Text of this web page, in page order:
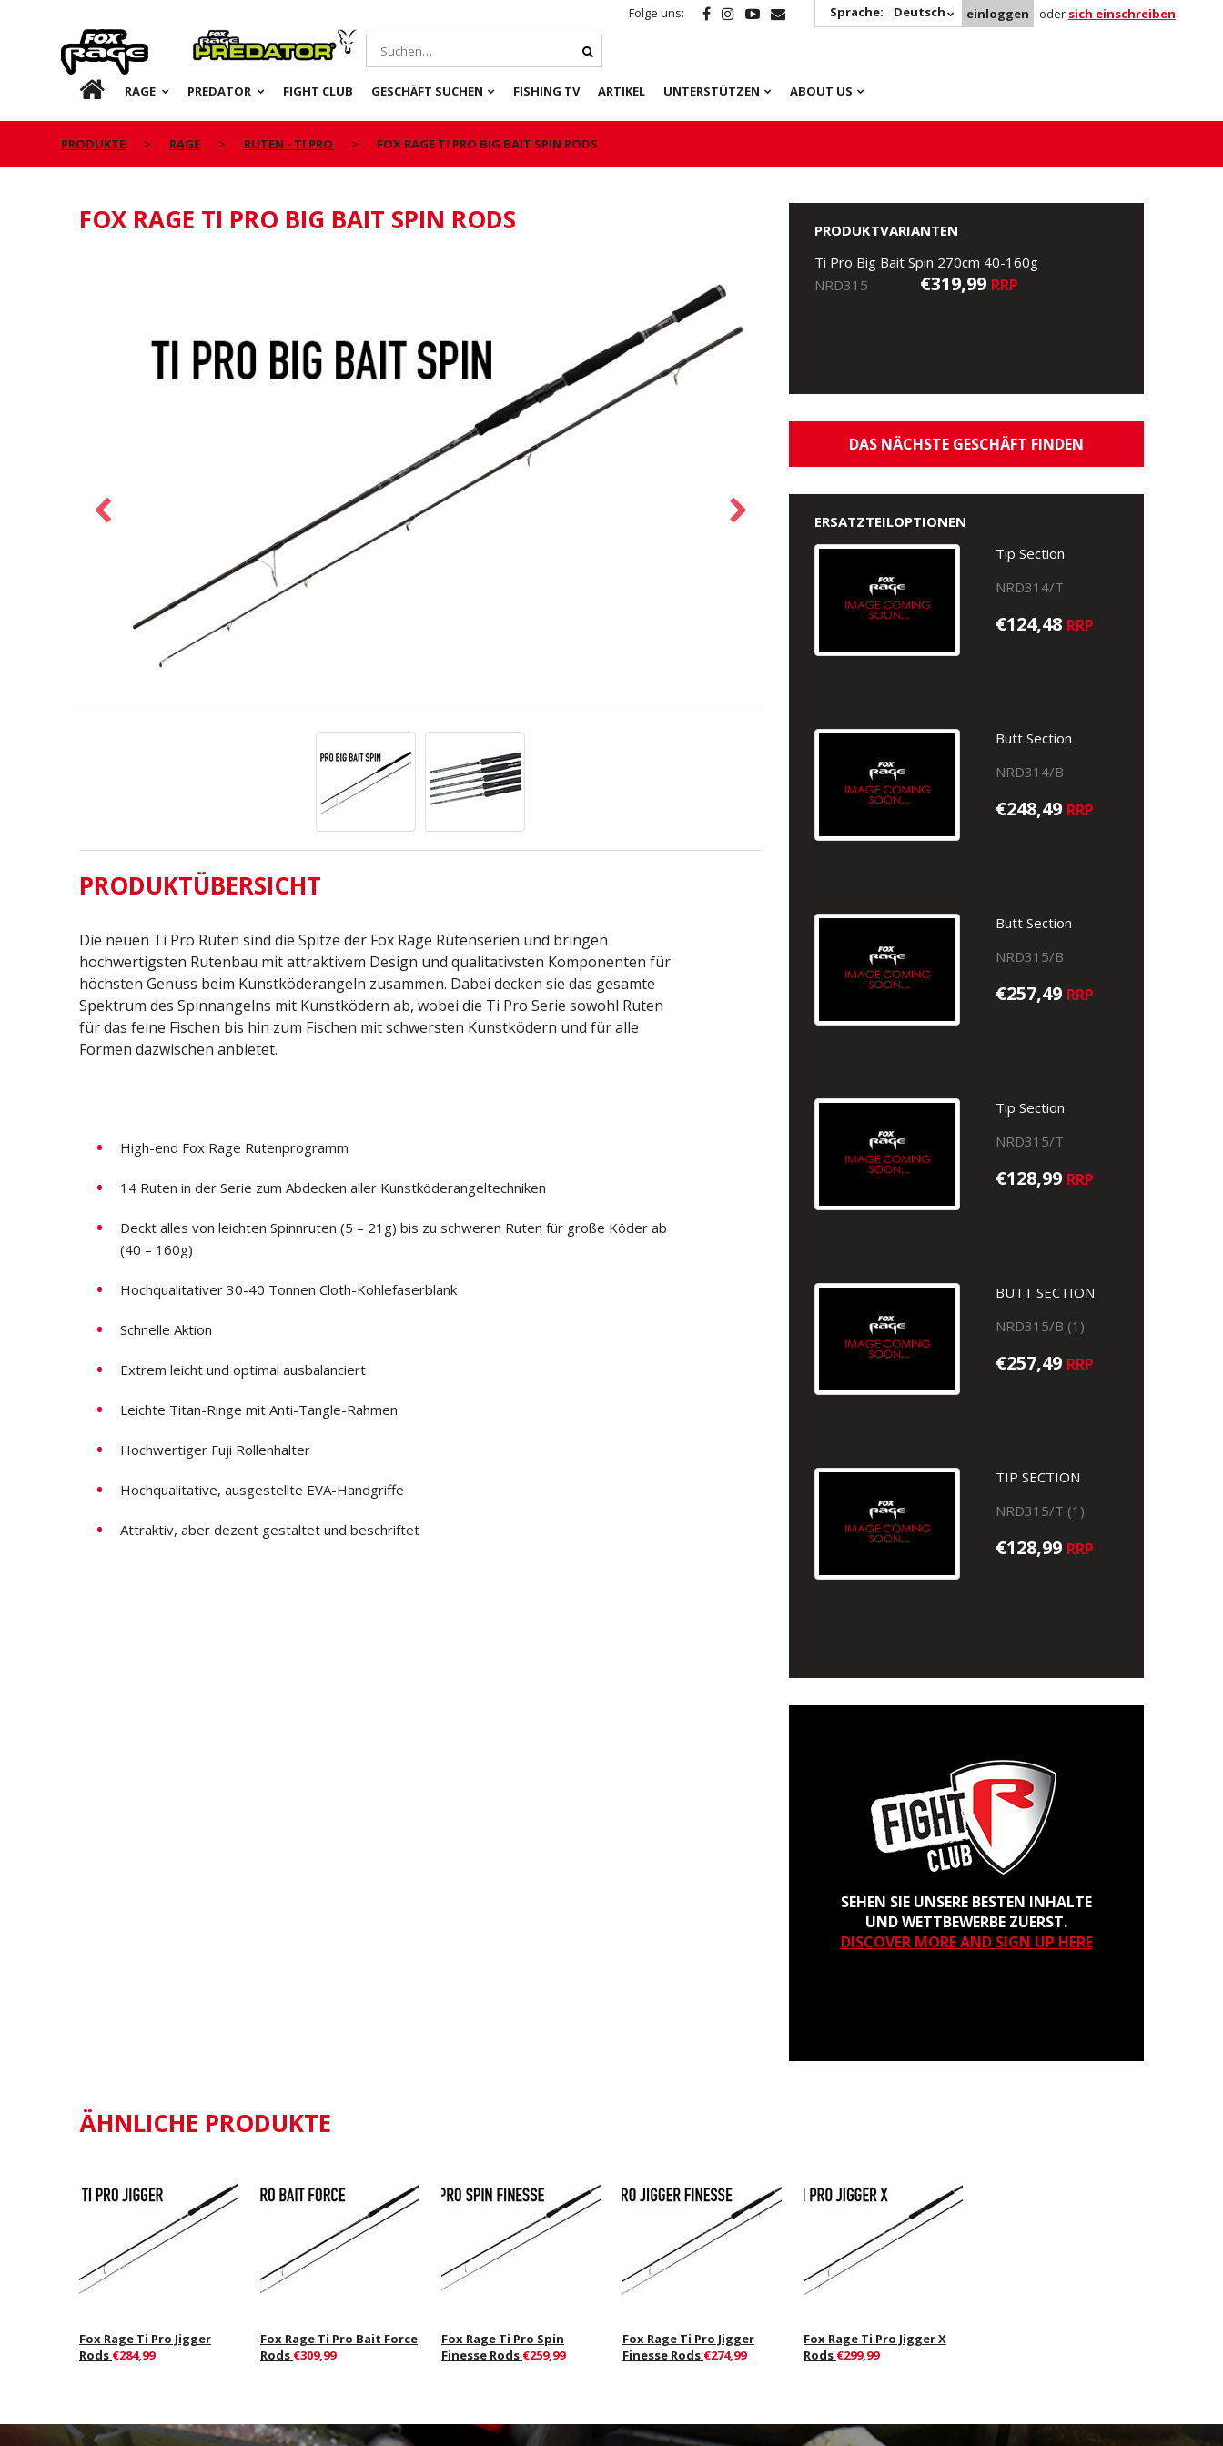
Folge uns: Sprache: Deutsch einloggen oder sich einschreiben
Rage Predator
DE RAGE PREDATOR FIGHT CLUB GESCHÄFT SUCHEN FISHING TV ARTIKEL UNTERSTÜTZEN ABOUT US
PRODUKTE RAGE RUTEN - TI PRO FOX RAGE TI PRO BIG BAIT SPIN RODS
FOX RAGE TI PRO BIG BAIT SPIN RODS
PRODUKTÜBERSICHT
Die neuen Ti Pro Ruten sind die Spitze der Fox Rage Rutenserien und bringen
hochwertigsten Rutenbau mit attraktivem Design und qualitativsten Komponenten für
höchsten Genuss beim Kunstköderangeln zusammen. Dabei decken sie das gesamte
Spektrum des Spinnangelns mit Kunstködern ab, wobei die Ti Pro Serie sowohl Ruten
für das feine Fischen bis hin zum Fischen mit schwersten Kunstködern und für alle
Formen dazwischen anbietet.
High-end Fox Rage Rutenprogramm
14 Ruten in der Serie zum Abdecken aller Kunstköderangeltechniken
Deckt alles von leichten Spinnruten (5 – 21g) bis zu schweren Ruten für große Köder ab
(40 – 160g)
Hochqualitativer 30-40 Tonnen Cloth-Kohlefaserblank
Schnelle Aktion
Extrem leicht und optimal ausbalanciert
Leichte Titan-Ringe mit Anti-Tangle-Rahmen
Hochwertiger Fuji Rollenhalter
Hochqualitative, ausgestellte EVA-Handgriffe
Attraktiv, aber dezent gestaltet und beschriftet
PRODUKTVARIANTEN
Ti Pro Big Bait Spin 270cm 40-160g
NRD315
€319,99 RRP
DAS NÄCHSTE GESCHÄFT FINDEN
ERSATZTEILOPTIONEN
Tip Section
NRD314/T
€124,48 RRP
Butt Section
NRD314/B
€248,49 RRP
Butt Section
NRD315/B
€257,49 RRP
Tip Section
NRD315/T
€128,99 RRP
BUTT SECTION
NRD315/B (1)
€257,49 RRP
TIP SECTION
NRD315/T (1)
€128,99 RRP
SEHEN SIE UNSERE BESTEN INHALTE
UND WETTBEWERBE ZUERST.
DISCOVER MORE AND SIGN UP HERE
ÄHNLICHE PRODUKTE
Fox Rage Ti Pro Jigger
Rods €284,99
Fox Rage Ti Pro Bait Force
Rods €309,99
Fox Rage Ti Pro Spin
Finesse Rods €259,99
Fox Rage Ti Pro Jigger
Finesse Rods €274,99
Fox Rage Ti Pro Jigger X
Rods €299,99